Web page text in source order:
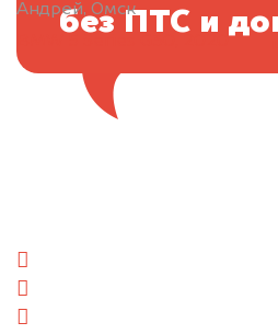
Андрей, Омск
без ПТС и